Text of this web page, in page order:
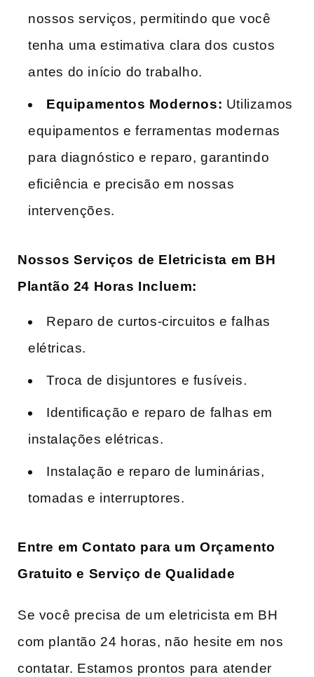
nossos serviços, permitindo que você
tenha uma estimativa clara dos custos
antes do início do trabalho.
Equipamentos Modernos: Utilizamos
equipamentos e ferramentas modernas
para diagnóstico e reparo, garantindo
eficiência e precisão em nossas
intervenções.
Nossos Serviços de Eletricista em BH
Plantão 24 Horas Incluem:
Reparo de curtos-circuitos e falhas
elétricas.
Troca de disjuntores e fusíveis.
Identificação e reparo de falhas em
instalações elétricas.
Instalação e reparo de luminárias,
tomadas e interruptores.
Entre em Contato para um Orçamento
Gratuito e Serviço de Qualidade
Se você precisa de um eletricista em BH
com plantão 24 horas, não hesite em nos
contatar. Estamos prontos para atender